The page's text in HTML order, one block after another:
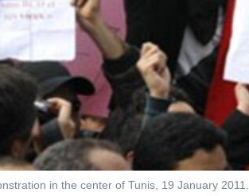
in the center of Tunis, 19 January 2011.